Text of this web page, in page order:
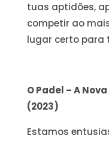
tuas aptidões,
competir ao
lugar certo para
O Padel – A
(2023)
Estamos